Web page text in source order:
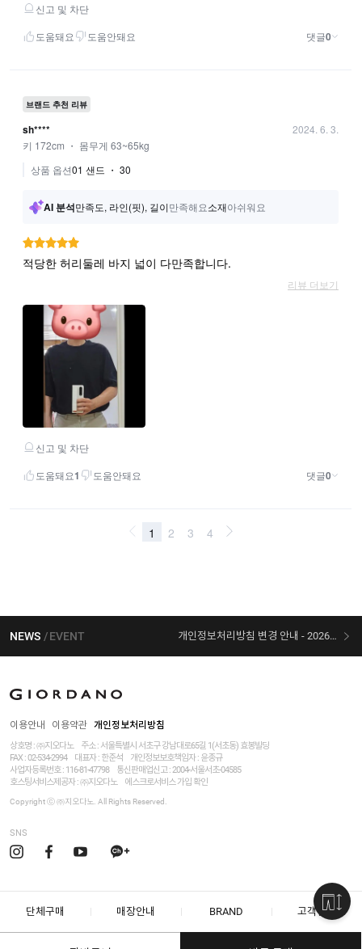
NEWS EVENT 개인정보처리방침 변경 안내 - 2026/07/30 시행
이용안내 이용약관 개인정보처리방침
상호명 : ㈜지오다노
주소 : 서울특별시 서초구 강남대로65길 1(서초동) 효봉빌딩
FAX : 02-534-2994
대표자 : 한준석 개인정보보호책임자 : 윤종규
사업자등록번호 : 116-81-47798
통신판매업신고 : 2004-서울서초-04585
호스팅서비스제공자 : ㈜지오다노
에스크로서비스 가입 확인
Copyright ⓒ ㈜지오다노. All Rights Reserved.
SNS
단체구매 매장안내 BRAND 고객센터